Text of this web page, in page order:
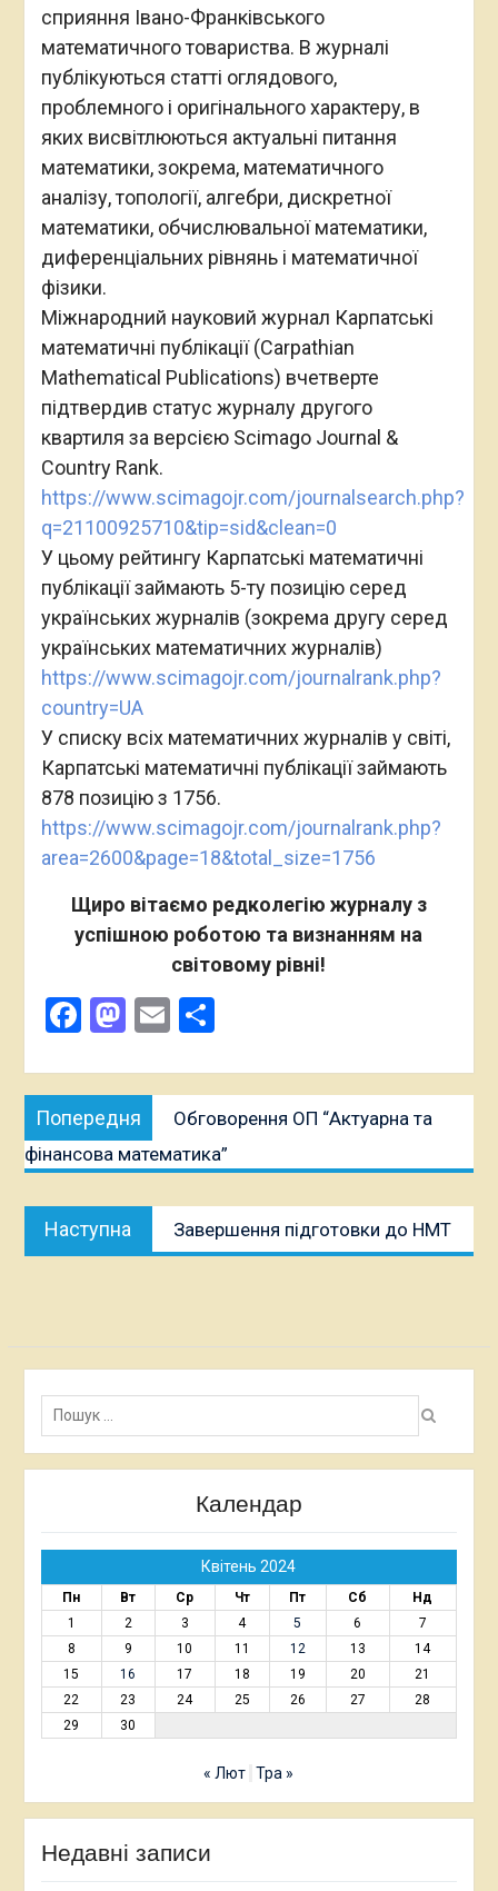
сприяння Івано-Франківського
математичного товариства. В журналі
публікуються статті оглядового,
проблемного і оригінального характеру, в
яких висвітлюються актуальні питання
математики, зокрема, математичного
аналізу, топології, алгебри, дискретної
математики, обчислювальної математики,
диференціальних рівнянь і математичної
фізики.
Міжнародний науковий журнал Карпатські
математичні публікації (Carpathian
Mathematical Publications) вчетверте
підтвердив статус журналу другого
квартиля за версією Scimago Journal &
Country Rank.
https://www.scimagojr.com/journalsearch.php?
q=21100925710&tip=sid&clean=0
У цьому рейтингу Карпатські математичні
публікації займають 5-ту позицію серед
українських журналів (зокрема другу серед
українських математичних журналів)
https://www.scimagojr.com/journalrank.php?
country=UA
У списку всіх математичних журналів у світі,
Карпатські математичні публікації займають
878 позицію з 1756.
https://www.scimagojr.com/journalrank.php?
area=2600&page=18&total_size=1756
Щиро вітаємо редколегію журналу з
успішною роботою та визнанням на
світовому рівні!
Facebook
Mastodon
EmailПоділитися
Навігація
записів
Попередня
Попередня
публікація:
Обговорення ОП “Актуарна та
фінансова математика”
Наступна
публікація:
Завершення підготовки до НМТ
Пошук:
Календар
Квітень 2024
Пн Вт Ср Чт Пт Сб
Нд
1
2 3 4 5 6
7
8
9 10 11 12 13
14
15
16 17 18 19 20
21
22
23 24 25 26 27
28
29
30
« Лют Тра »
Недавні записи